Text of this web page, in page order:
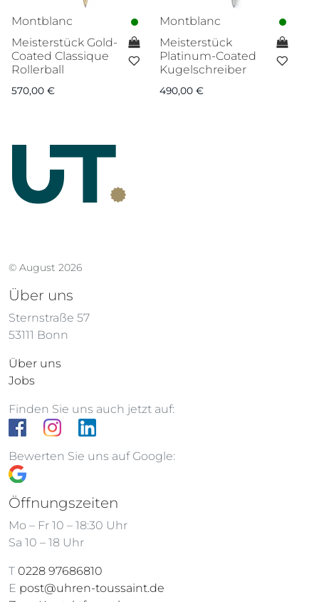
Montblanc
Meisterstück Gold-
Coated Classique
Rollerball
570,00 €
Montblanc
Meisterstück
Platinum-Coated
Kugelschreiber
490,00 €
© August 2026
Über uns
Sternstraße 57
53111 Bonn
Über uns
Jobs
Finden Sie uns auch jetzt auf:
Bewerten Sie uns auf Google:
Öffnungszeiten
Mo – Fr 10 – 18:30 Uhr
Sa 10 – 18 Uhr
T 0228 97686810
E post@uhren-toussaint.de